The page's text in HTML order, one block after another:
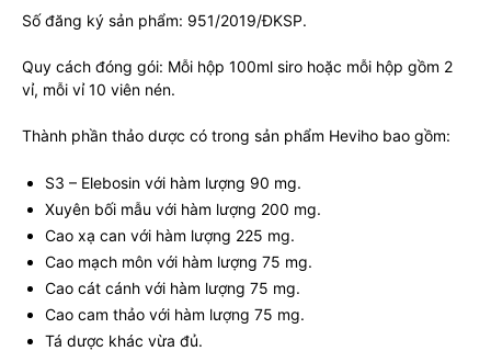
Số đăng ký sản phẩm: 951/2019/ĐKSP.
Quy cách đóng gói: Mỗi hộp 100ml siro hoặc mỗi hộp gồm 2
vỉ, mỗi vỉ 10 viên nén.
Thành phần thảo dược có trong sản phẩm Heviho bao gồm:
S3 – Elebosin với hàm lượng 90 mg.
Xuyên bối mẫu với hàm lượng 200 mg.
Cao xạ can với hàm lượng 225 mg.
Cao mạch môn với hàm lượng 75 mg.
Cao cát cánh với hàm lượng 75 mg.
Cao cam thảo với hàm lượng 75 mg.
Tá dược khác vừa đủ.